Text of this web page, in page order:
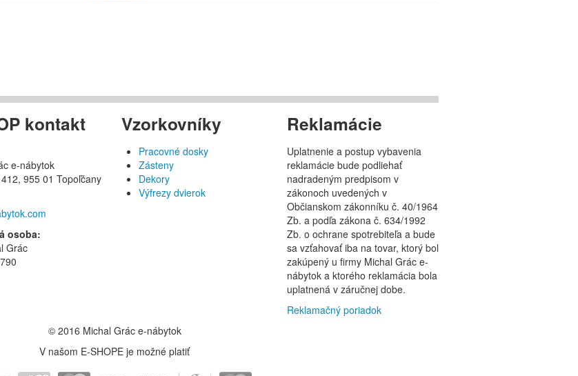
kontakt
e-nábytok
955 01 Topoľčany
osoba:
Grác
Vzorkovníky
Pracovné dosky
Zásteny
Dekory
Výfrezy dvierok
Reklamácie
Uplatnenie a postup vybavenia
reklamácie bude podliehať
nadradeným predpisom v
zákonoch uvedených v
Občianskom zákonníku č. 40/1964
Zb. a podľa zákona č. 634/1992
Zb. o ochrane spotrebiteľa a bude
sa vzťahovať iba na tovar, ktorý bol
zakúpený u firmy Michal Grác e-
nábytok a ktorého reklamácia bola
uplatnená v záručnej dobe.
Reklamačný poriadok
© 2016 Michal Grác e-nábytok
V našom E-SHOPE je možné platiť